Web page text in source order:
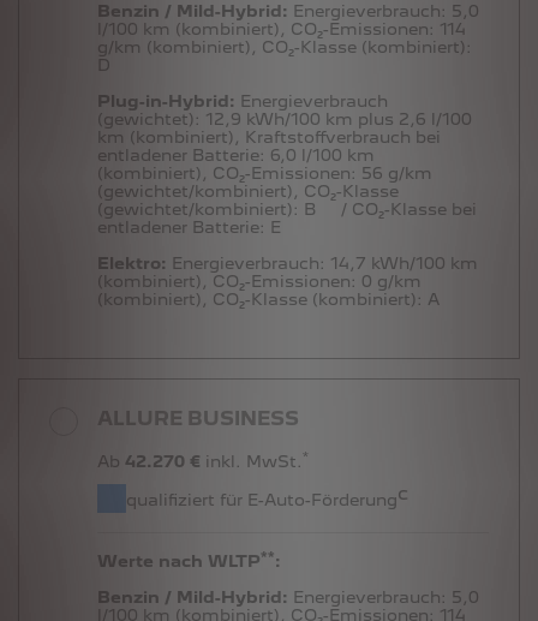
Benzin / Mild-Hybrid: Energieverbrauch: 5,0
l/100 km (kombiniert), CO₂-Emissionen: 114
g/km (kombiniert), CO₂-Klasse (kombiniert):
D
Plug-in-Hybrid: Energieverbrauch
(gewichtet): 12,9 kWh/100 km plus 2,6 l/100
km (kombiniert), Kraftstoffverbrauch bei
entladener Batterie: 6,0 l/100 km
(kombiniert), CO₂-Emissionen: 56 g/km
(gewichtet/kombiniert), CO₂-Klasse
(gewichtet/kombiniert): B
/ CO₂-Klasse bei
entladener Batterie: E
Elektro: Energieverbrauch: 14,7 kWh/100 km
(kombiniert), CO₂-Emissionen: 0 g/km
(kombiniert), CO₂-Klasse (kombiniert): A
ALLURE BUSINESS
Ab 42.270 € inkl. MwSt.*
qualifiziert für E-Auto-Förderungc
Werte nach WLTP**:
Benzin / Mild-Hybrid: Energieverbrauch: 5,0
l/100 km (kombiniert), CO₂-Emissionen: 114